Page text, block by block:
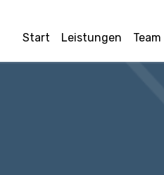
Start Leistungen Team